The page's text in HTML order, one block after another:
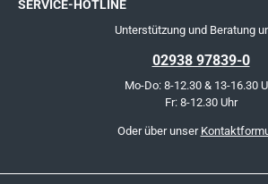
SERVICE-HOTLINE
Unterstützung und Beratung
02938 97839-0
Mo-Do: 8-12.30 & 13-16.30
Fr: 8-12.30 Uhr
Oder über unser